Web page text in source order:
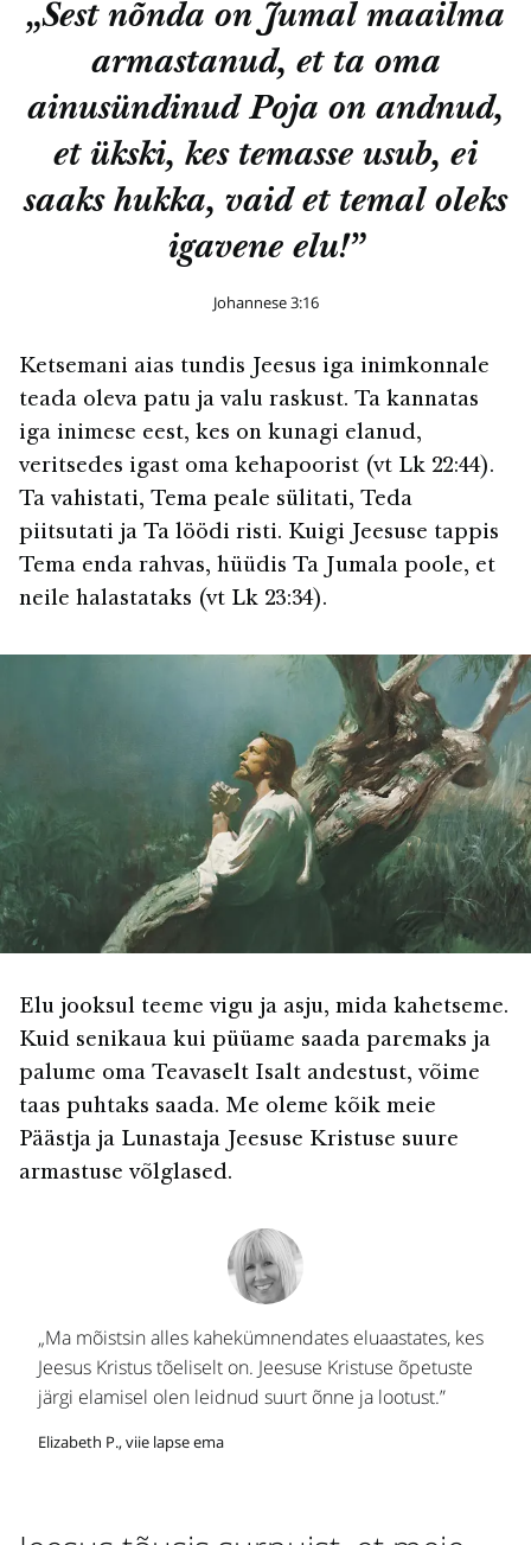
„Sest nõnda on Jumal maailma
armastanud, et ta oma
ainusündinud Poja on andnud,
et ükski, kes temasse usub, ei
saaks hukka, vaid et temal oleks
igavene elu!”
Johannese 3:16
Ketsemani aias tundis Jeesus iga inimkonnale
teada oleva patu ja valu raskust. Ta kannatas
iga inimese eest, kes on kunagi elanud,
veritsedes igast oma kehapoorist (vt Lk 22:44).
Ta vahistati, Tema peale sülitati, Teda
piitsutati ja Ta löödi risti. Kuigi Jeesuse tappis
Tema enda rahvas, hüüdis Ta Jumala poole, et
neile halastataks (vt Lk 23:34).
Elu jooksul teeme vigu ja asju, mida kahetseme.
Kuid senikaua kui püüame saada paremaks ja
palume oma Teavaselt Isalt andestust, võime
taas puhtaks saada. Me oleme kõik meie
Päästja ja Lunastaja Jeesuse Kristuse suure
armastuse võlglased.
„Ma mõistsin alles kahekümnendates eluaastates, kes
Jeesus Kristus tõeliselt on. Jeesuse Kristuse õpetuste
järgi elamisel olen leidnud suurt õnne ja lootust.”
Elizabeth P., viie lapse ema